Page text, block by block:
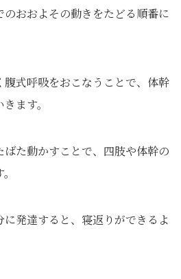
おおよその動きをたどる順番に
式呼吸をおこなうことで、体幹
ます。
た動かすことで、四肢や体幹の
発達すると、寝返りができるよ